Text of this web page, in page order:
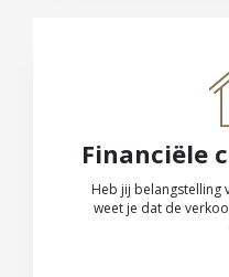
Financiële
Heb jij belangstelling
weet je dat de